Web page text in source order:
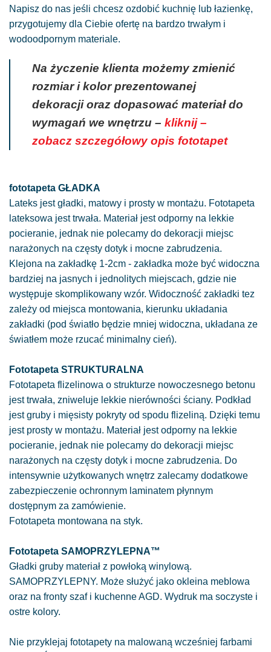
Napisz do nas jeśli chcesz ozdobić kuchnię lub łazienkę,
przygotujemy dla Ciebie ofertę na bardzo trwałym i
wodoodpornym materiale.
Na życzenie klienta możemy zmienić
rozmiar i kolor prezentowanej
dekoracji oraz dopasować materiał do
wymagań we wnętrzu – kliknij –
zobacz szczegółowy opis fototapet
fototapeta GŁADKA
Lateks jest gładki, matowy i prosty w montażu. Fototapeta
lateksowa jest trwała. Materiał jest odporny na lekkie
pocieranie, jednak nie polecamy do dekoracji miejsc
narażonych na częsty dotyk i mocne zabrudzenia.
Klejona na zakładkę 1-2cm - zakładka może być widoczna
bardziej na jasnych i jednolitych miejscach, gdzie nie
występuje skomplikowany wzór. Widoczność zakładki tez
zależy od miejsca montowania, kierunku układania
zakładki (pod światło będzie mniej widoczna, układana ze
światłem może rzucać minimalny cień).
Fototapeta STRUKTURALNA
Fototapeta flizelinowa o strukturze nowoczesnego betonu
jest trwała, zniweluje lekkie nierówności ściany. Podkład
jest gruby i mięsisty pokryty od spodu flizeliną. Dzięki temu
jest prosty w montażu. Materiał jest odporny na lekkie
pocieranie, jednak nie polecamy do dekoracji miejsc
narażonych na częsty dotyk i mocne zabrudzenia. Do
intensywnie użytkowanych wnętrz zalecamy dodatkowe
zabezpieczenie ochronnym laminatem płynnym
dostępnym za zamówienie.
Fototapeta montowana na styk.
Fototapeta SAMOPRZYLEPNA™
Gładki gruby materiał z powłoką winylową.
SAMOPRZYLEPNY. Może służyć jako okleina meblowa
oraz na fronty szaf i kuchenne AGD. Wydruk ma soczyste i
ostre kolory.
Nie przyklejaj fototapety na malowaną wcześniej farbami